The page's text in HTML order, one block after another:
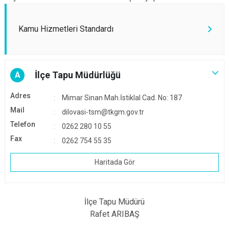
Kamu Hizmetleri Standardı
A İlçe Tapu Müdürlüğü
Adres
Mimar Sinan Mah.İstiklal Cad. No: 187
Mail
dilovasi-tsm@tkgm.gov.tr
Telefon
0262 280 10 55
Fax
0262 754 55 35
Haritada Gör
İlçe Tapu Müdürü
Rafet ARIBAŞ